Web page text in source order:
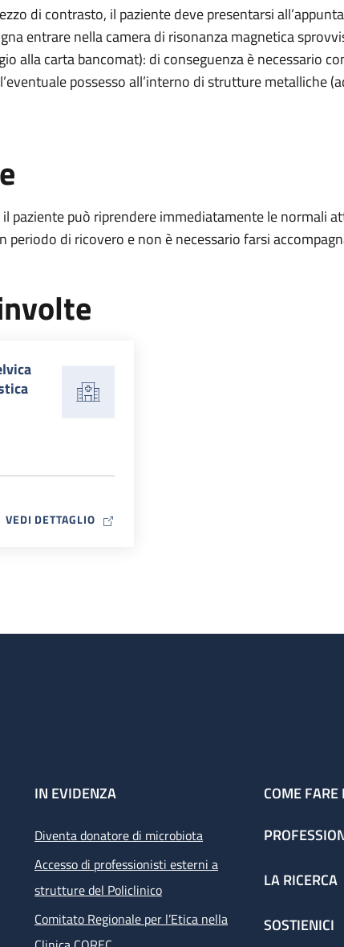
di contrasto, il paziente deve presentarsi
entrare nella camera di risonanza magnetica
alla carta bancomat): di conseguenza è necessario
possesso all’interno di strutture metalliche
paziente può riprendere immediatamente le normali
periodo di ricovero e non è necessario farsi
VEDI DETTAGLIOMAP ICON
IN EVIDENZA
Diventa donatore di microbiota
Accesso di professionisti esterni a
strutture del Policlinico
Comitato Regionale per l’Etica nella
COME FARE
LA RICERCA
SOSTIENICI